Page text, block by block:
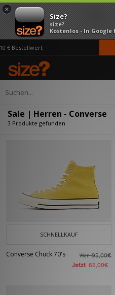
×
Size?
size?
Kostenlos - In Google
€ Bestellwert
Home Herren
Sale | Herren - Converse
3 Produkte gefunden
SCHNELLKAUF
Converse Chuck 70's War95,00€
Jetzt 65,00€